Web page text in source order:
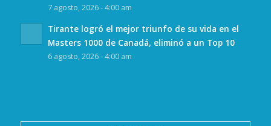
7 agosto, 2026 - 4:00 am
Tirante logró el mejor triunfo de su vida en el
Masters 1000 de Canadá, eliminó a un Top 10
6 agosto, 2026 - 4:00 am